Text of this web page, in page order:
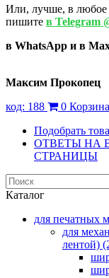
Или, лучше, в любое
пишите в Telegram
в WhatsApp и в
Максим Прокопец
код: 188 0
Подобрать
ОТВЕТЫ НА
СТРАНИЦЫ
Каталог
для печатных
для
лентой)